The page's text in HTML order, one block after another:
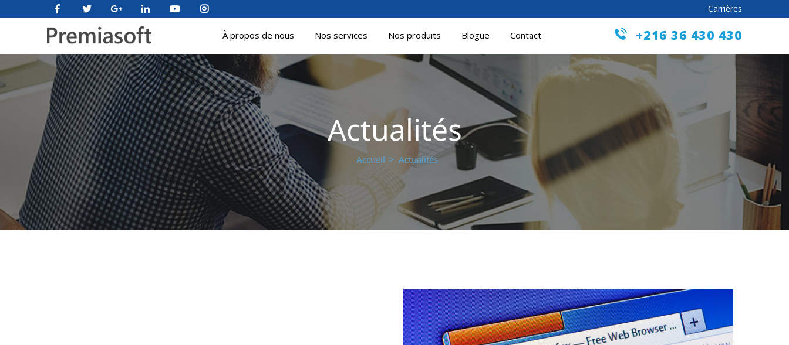
Carrières
À propos de nous Nos services Nos produits Blogue Contact +216 36 430 430
Actualités
Accueil Actualités